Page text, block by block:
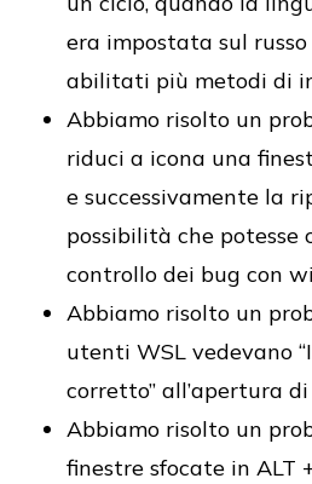
era impostata sul
abilitati più metodi di
Abbiamo risolto un
riduci a icona una
e successivamente la
possibilità che potesse
controllo dei bug con
Abbiamo risolto un
utenti WSL vedevano
corretto” all’apertura
Abbiamo risolto un
finestre sfocate in ALT